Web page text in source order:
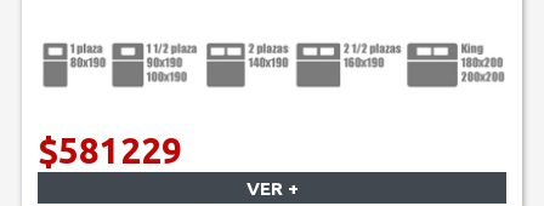
$581229
VER +